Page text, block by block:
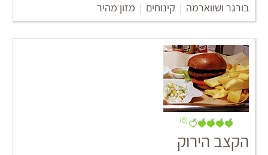
בורגר ושווארמה | קינוחים | מזון מהיר
(6)
הקצב הירוק